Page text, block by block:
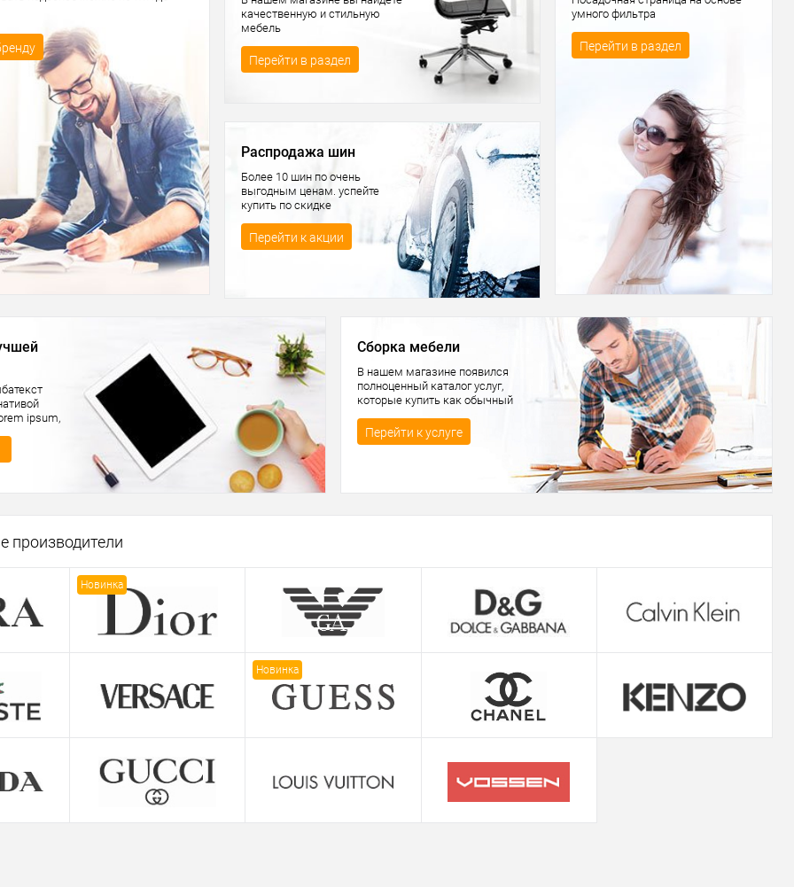
качественную и стильную
мебель
Перейти в раздел
Распродажа шин
Более 10 шин по очень
выгодным ценам. успейте
купить по скидке
Перейти к акции
умного фильтра
Перейти в раздел
ipsum,
при попытках
Сборка мебели
В нашем магазине появился
полноценный каталог услуг,
которые купить как обычный
Перейти к услуге
производители
Новинка
Новинка